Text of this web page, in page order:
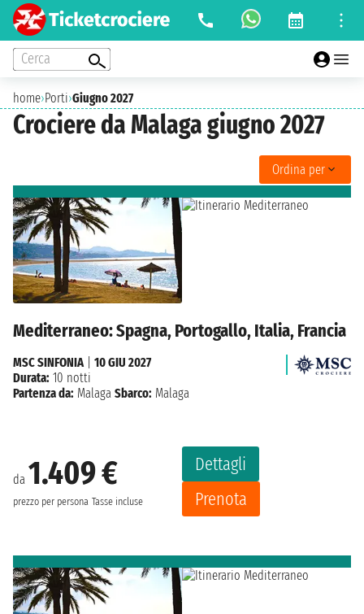
Cerca
home›Porti›Giugno 2027
Crociere da Malaga giugno 2027
Ordina per
Mediterraneo: Spagna, Portogallo, Italia, Francia
da 1.409 €
prezzo per persona Tasse incluse
Dettagli
Prenota
MSC SINFONIA
10 GIU 2027
Durata: 10 notti
Partenza da: Malaga Sbarco: Malaga